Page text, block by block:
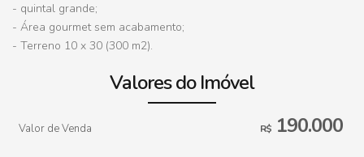
- ⁠quintal grande;
- ⁠Área gourmet sem acabamento;
- ⁠Terreno 10 x 30 (300 m2).
Valores do Imóvel
R$ 190.000
Valor de Venda